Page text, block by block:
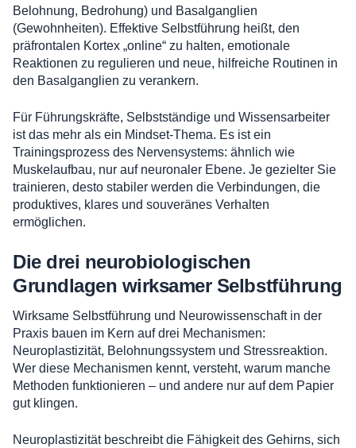
Belohnung, Bedrohung) und Basalganglien
(Gewohnheiten). Effektive Selbstführung heißt, den
präfrontalen Kortex „online“ zu halten, emotionale
Reaktionen zu regulieren und neue, hilfreiche Routinen in
den Basalganglien zu verankern.
Für Führungskräfte, Selbstständige und Wissensarbeiter
ist das mehr als ein Mindset-Thema. Es ist ein
Trainingsprozess des Nervensystems: ähnlich wie
Muskelaufbau, nur auf neuronaler Ebene. Je gezielter Sie
trainieren, desto stabiler werden die Verbindungen, die
produktives, klares und souveränes Verhalten
ermöglichen.
Die drei neurobiologischen
Grundlagen wirksamer Selbstführung
Wirksame Selbstführung und Neurowissenschaft in der
Praxis bauen im Kern auf drei Mechanismen:
Neuroplastizität, Belohnungssystem und Stressreaktion.
Wer diese Mechanismen kennt, versteht, warum manche
Methoden funktionieren – und andere nur auf dem Papier
gut klingen.
Neuroplastizität beschreibt die Fähigkeit des Gehirns, sich